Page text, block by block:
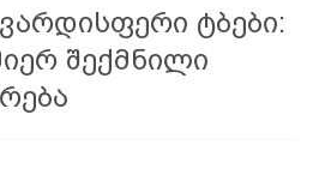
ტბები:
შექმნილი